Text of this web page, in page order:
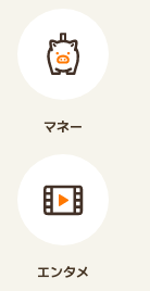
マネー
エンタメ